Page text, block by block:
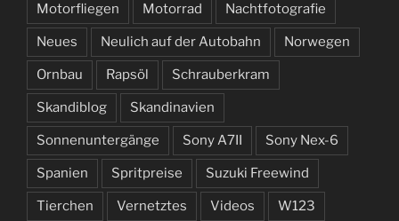
Motorfliegen Motorrad Nachtfotografie
Neues Neulich auf der Autobahn Norwegen
Ornbau Rapsöl Schrauberkram
Skandiblog Skandinavien
Sonnenuntergänge Sony A7II Sony Nex-6
Spanien Spritpreise Suzuki Freewind
Tierchen Vernetztes Videos W123